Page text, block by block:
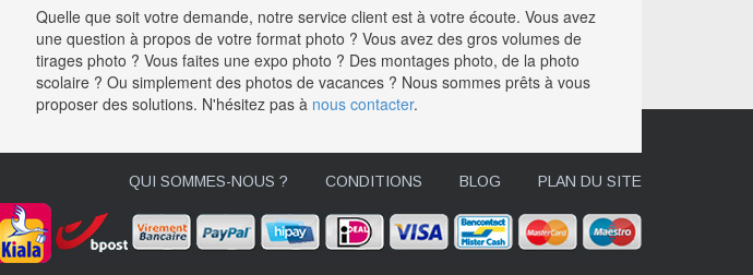
Quelle que soit votre demande, notre service client est à votre écoute. Vous avez
une question à propos de votre format photo ? Vous avez des gros volumes de
tirages photo ? Vous faites une expo photo ? Des montages photo, de la photo
scolaire ? Ou simplement des photos de vacances ? Nous sommes prêts à vous
proposer des solutions. N'hésitez pas à nous contacter.
QUI SOMMES-NOUS ? CONDITIONS BLOG PLAN DU SITE